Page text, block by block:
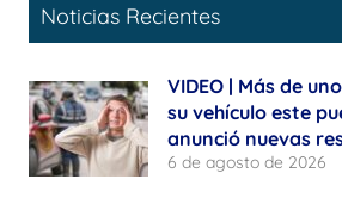
Noticias Recientes
VIDEO | Más de
su vehículo este
anunció nuevas
6 de agosto de 2026